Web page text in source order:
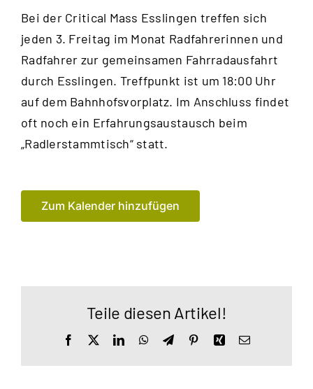
Bei der Critical Mass Esslingen treffen sich
jeden 3. Freitag im Monat Radfahrerinnen und
Radfahrer zur gemeinsamen Fahrrad­ausfahrt
durch Esslingen. Treffpunkt ist um 18:00 Uhr
auf dem Bahnhofsvorplatz. Im Anschluss findet
oft noch ein Erfahrungsaustausch beim
„Radlerstammtisch“ statt.
Zum Kalender hinzufügen
Teile diesen Artikel!
Facebook LinkedInWhatsApp
TelegramPinterestXingE-